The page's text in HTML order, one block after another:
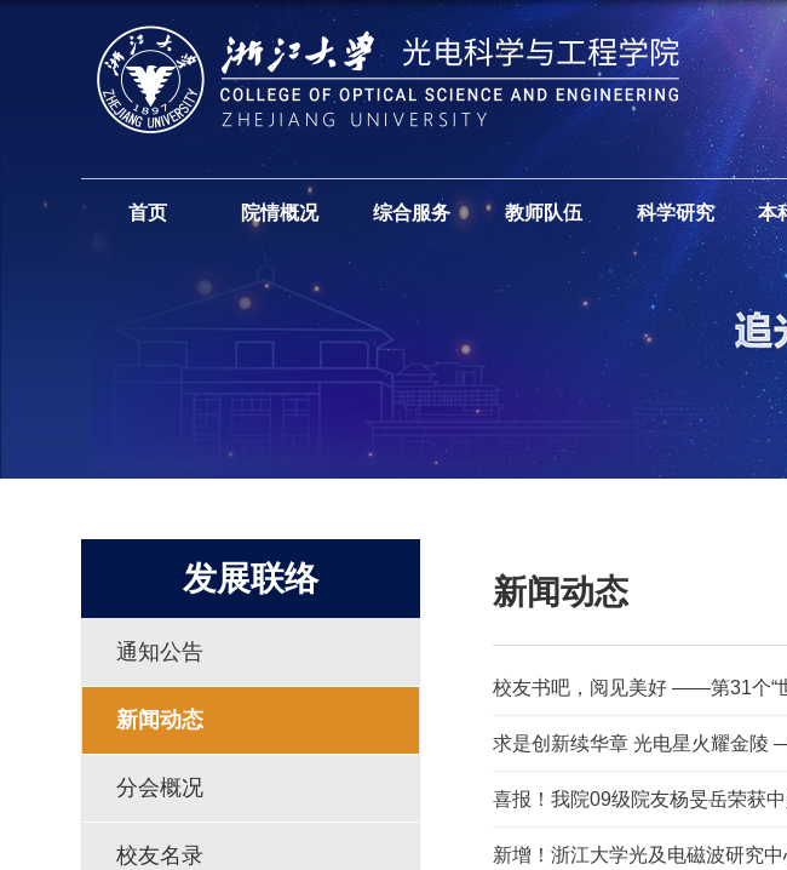
首页 院情概况 综合服务 教师队伍 科学研究 本
发展联络
通知公告
新闻动态
分会概况
校友名录
新闻动态
校友书吧，阅见美好 ——第31个“
喜报！我院09级院友杨旻岳荣获
新增！浙江大学光及电磁波研究